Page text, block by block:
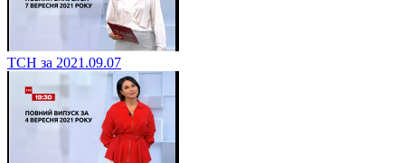
ТСН за 2021.09.07